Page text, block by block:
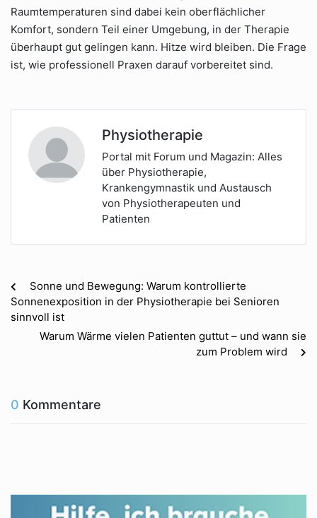
Raumtemperaturen sind dabei kein oberflächlicher
Komfort, sondern Teil einer Umgebung, in der Therapie
überhaupt gut gelingen kann. Hitze wird bleiben. Die Frage
ist, wie professionell Praxen darauf vorbereitet sind.
Physiotherapie
Portal mit Forum und Magazin: Alles
über Physiotherapie,
Krankengymnastik und Austausch
von Physiotherapeuten und
Patienten
Sonne und Bewegung: Warum kontrollierte
Sonnenexposition in der Physiotherapie bei Senioren
sinnvoll ist
Warum Wärme vielen Patienten guttut – und wann sie
zum Problem wird
0 Kommentare